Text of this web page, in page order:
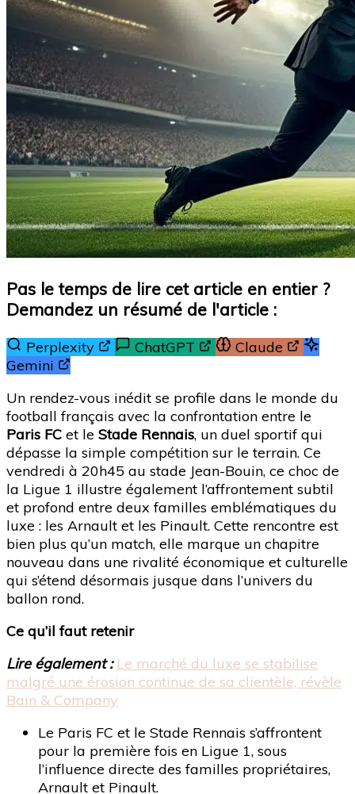
Pas le temps de lire cet article en entier ?
Demandez un résumé de l'article :
Perplexity ChatGPT
Claude
Gemini
Un rendez-vous inédit se profile dans le monde du
football français avec la confrontation entre le
Paris FC et le Stade Rennais, un duel sportif qui
dépasse la simple compétition sur le terrain. Ce
vendredi à 20h45 au stade Jean-Bouin, ce choc de
la Ligue 1 illustre également l’affrontement subtil
et profond entre deux familles emblématiques du
luxe : les Arnault et les Pinault. Cette rencontre est
bien plus qu’un match, elle marque un chapitre
nouveau dans une rivalité économique et culturelle
qui s’étend désormais jusque dans l’univers du
ballon rond.
Ce qu’il faut retenir
Lire également : Le marché du luxe se stabilise
malgré une érosion continue de sa clientèle, révèle
Bain & Company
Le Paris FC et le Stade Rennais s’affrontent
pour la première fois en Ligue 1, sous
l’influence directe des familles propriétaires,
Arnault et Pinault.